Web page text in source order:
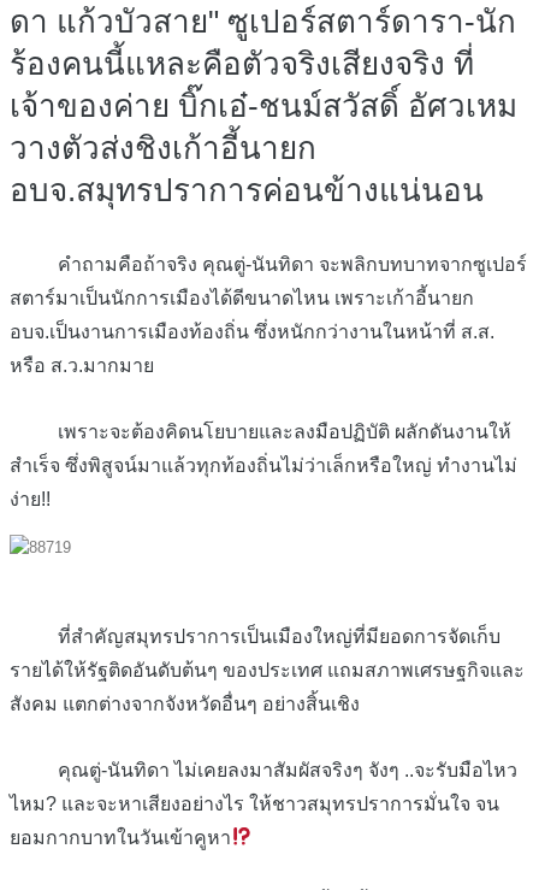
ดา แก้วบัวสาย" ซูเปอร์สตาร์ดารา-นัก
ร้องคนนี้แหละคือตัวจริงเสียงจริง ที่
เจ้าของค่าย บิ๊กเอ๋-ชนม์สวัสดิ์ อัศวเหม
วางตัวส่งชิงเก้าอี้นายก
อบจ.สมุทรปราการค่อนข้างแน่นอน
คำถามคือถ้าจริง คุณตู่-นันทิดา จะพลิกบทบาทจากซูเปอร์
สตาร์มาเป็นนักการเมืองได้ดีขนาดไหน เพราะเก้าอี้นายก
อบจ.เป็นงานการเมืองท้องถิ่น ซึ่งหนักกว่างานในหน้าที่ ส.ส.
หรือ ส.ว.มากมาย
เพราะจะต้องคิดนโยบายและลงมือปฏิบัติ ผลักดันงานให้
สำเร็จ ซึ่งพิสูจน์มาแล้วทุกท้องถิ่นไม่ว่าเล็กหรือใหญ่ ทำงานไม่
ง่าย!!
ที่สำคัญสมุทรปราการเป็นเมืองใหญ่ที่มียอดการจัดเก็บ
รายได้ให้รัฐติดอันดับต้นๆ ของประเทศ แถมสภาพเศรษฐกิจและ
สังคม แตกต่างจากจังหวัดอื่นๆ อย่างสิ้นเชิง
คุณตู่-นันทิดา ไม่เคยลงมาสัมผัสจริงๆ จังๆ ..จะรับมือไหว
ไหม? และจะหาเสียงอย่างไร ให้ชาวสมุทรปราการมั่นใจ จน
ยอมกากบาทในวันเข้าคูหา